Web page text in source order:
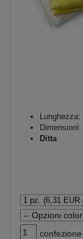
Lunghezza:
Dimensioni:
Ditta
confezione